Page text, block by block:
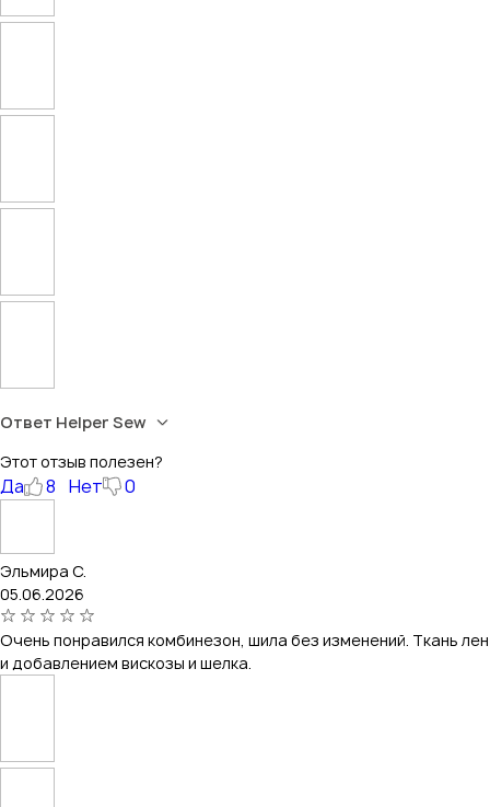
Ответ Helper Sew
Этот отзыв полезен?
Да 8 Нет 0
Эльмира С.
05.06.2026
Очень понравился комбинезон, шила без изменений. Ткань лен
и добавлением вискозы и шелка.